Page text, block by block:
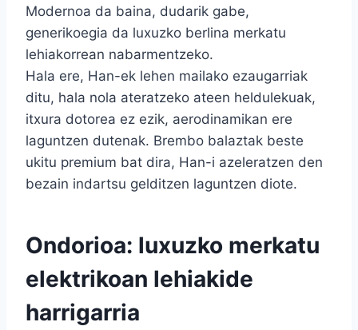
Modernoa da baina, dudarik gabe,
generikoegia da luxuzko berlina merkatu
lehiakorrean nabarmentzeko.
Hala ere, Han-ek lehen mailako ezaugarriak
ditu, hala nola ateratzeko ateen heldulekuak,
itxura dotorea ez ezik, aerodinamikan ere
laguntzen dutenak. Brembo balaztak beste
ukitu premium bat dira, Han-i azeleratzen den
bezain indartsu gelditzen laguntzen diote.
Ondorioa: luxuzko merkatu
elektrikoan lehiakide
harrigarria